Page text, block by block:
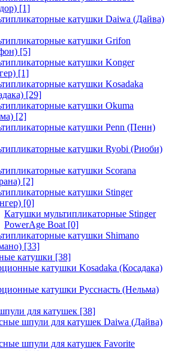
[1]
катушки Daiwa (Дайва)
катушки Grifon
[5]
катушки Konger
[1]
катушки Kosadaka
[29]
катушки Okuma
[2]
катушки Penn (Пенн)
катушки Ryobi (Риоби)
катушки Scorana
[2]
катушки Stinger
[0]
Катушки мультипликаторные Stinger
PowerAge Boat [0]
катушки Shimano
[33]
катушки [38]
катушки Kosadaka (Косадака)
катушки Русснасть (Нельма)
для катушек [38]
шпули для катушек Daiwa (Дайва)
шпули для катушек Favorite